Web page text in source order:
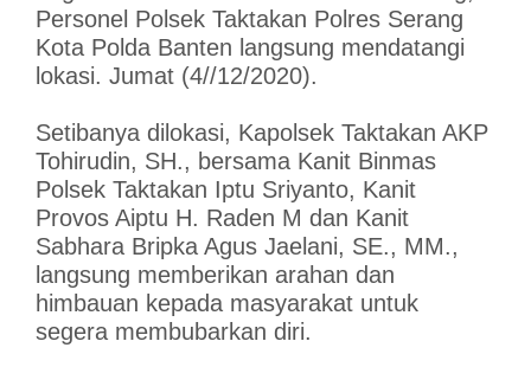
Personel Polsek Taktakan Polres Serang
Kota Polda Banten langsung mendatangi
lokasi. Jumat (4//12/2020).
Setibanya dilokasi, Kapolsek Taktakan AKP
Tohirudin, SH., bersama Kanit Binmas
Polsek Taktakan Iptu Sriyanto, Kanit
Provos Aiptu H. Raden M dan Kanit
Sabhara Bripka Agus Jaelani, SE., MM.,
langsung memberikan arahan dan
himbauan kepada masyarakat untuk
segera membubarkan diri.